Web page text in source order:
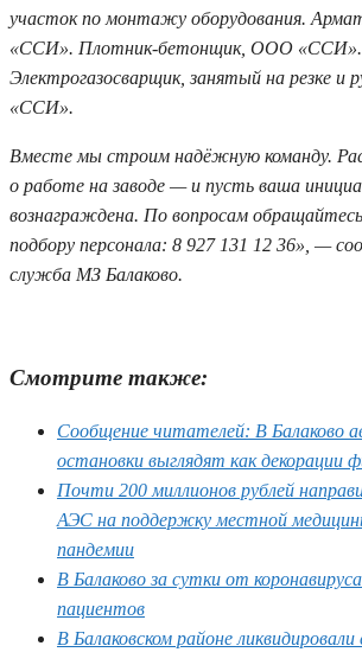
участок по монтажу оборудования.
«ССИ». Плотник-бетонщик, ООО «ССИ».
Электрогазосварщик, занятый на резке и
«ССИ».
Вместе мы строим надёжную команду.
о работе на заводе — и пусть ваша
вознаграждена. По вопросам
подбору персонала: 8 927 131 12 36», —
служба МЗ Балаково.
Смотрите также:
Сообщение читателей: В Балаково
остановки выглядят как декорации
Почти 200 миллионов рублей
АЭС на поддержку местной
пандемии
В Балаково за сутки от коронавируса
пациентов
В Балаковском районе ликвидировали